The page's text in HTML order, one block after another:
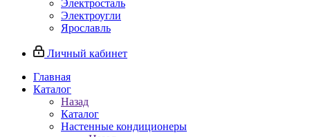
Электросталь
Электроугли
Ярославль
Личный кабинет
Главная
Каталог
Назад
Каталог
Настенные кондиционеры